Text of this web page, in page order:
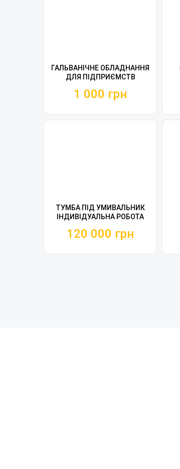
ГАЛЬВАНІЧНЕ ОБЛАДНАННЯ
ДЛЯ ПІДПРИЄМСТВ
1 000 грн
ТУМБА ПІД УМИВАЛЬНИК
ІНДИВІДУАЛЬНА РОБОТА
120 000 грн